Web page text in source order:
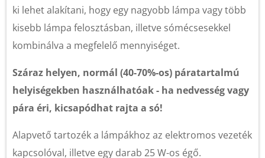
ki lehet alakítani, hogy egy nagyobb lámpa vagy több
kisebb lámpa felosztásban, illetve sómécsesekkel
kombinálva a megfelelő mennyiséget.
Száraz helyen, normál (40-70%-os) páratartalmú
helyiségekben használhatóak - ha nedvesség vagy
pára éri, kicsapódhat rajta a só!
Alapvető tartozék a lámpákhoz az elektromos vezeték
kapcsolóval, illetve egy darab 25 W-os égő.